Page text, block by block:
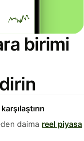
birimi
daima reel piyasa